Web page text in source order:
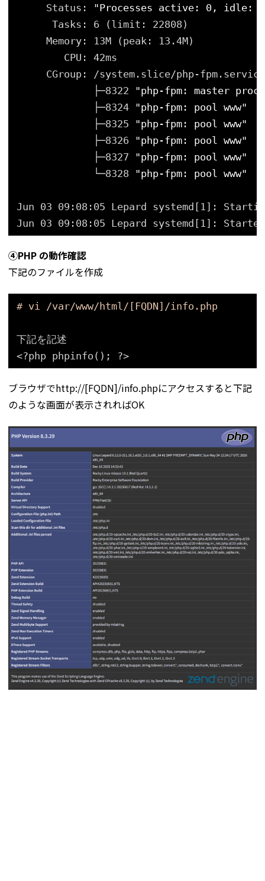
Status: "Processes active: 0, idle:
Tasks: 6 (limit: 22808)
Memory: 13M (peak: 13.4M)
CPU: 42ms
CGroup: /system .slice/php-fpm .service
├─8322 "php-fpm: master
├─8324 "php-fpm: pool www"
├─8325 "php-fpm: pool www"
├─8326 "php-fpm: pool www"
├─8327 "php-fpm: pool www"
└─8328 "php-fpm: pool www"
Jun 03 09:08:05 Lepard systemd[1]:
Jun 03 09:08:05 Lepard systemd[1]:
④PHP の動作確認
下記のファイルを作成
# vi /var/www/html/[FQDN]/info.php
下記を記述
<?php phpinfo(); ?>
ブラウザでhttp://[FQDN]/info.phpにアクセスすると下記
のような画面が表示されればOK